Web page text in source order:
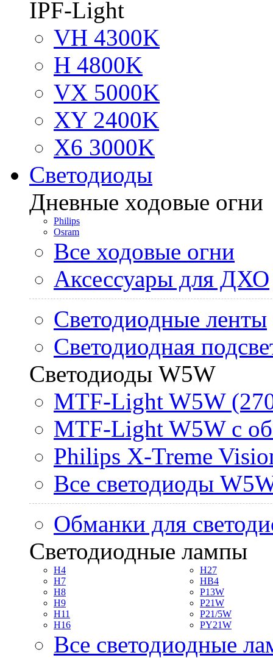
IPF-Light
VH 4300K
H 4800K
VX 5000K
XY 2400K
X6 3000K
Светодиоды
Дневные ходовые огни
Philips
Osram
Все ходовые огни
Аксессуары для ДХО
Светодиодные ленты
Светодиодная
Светодиоды W5W
MTF-Light W5W
MTF-Light W5W с
Philips X-Treme
Все светодиоды
Обманки для
Светодиодные лампы
H4
H7
H8
H9
H11
H16
H27
HB4
P13W
P21W
P21/5W
PY21W
Все светодиодные